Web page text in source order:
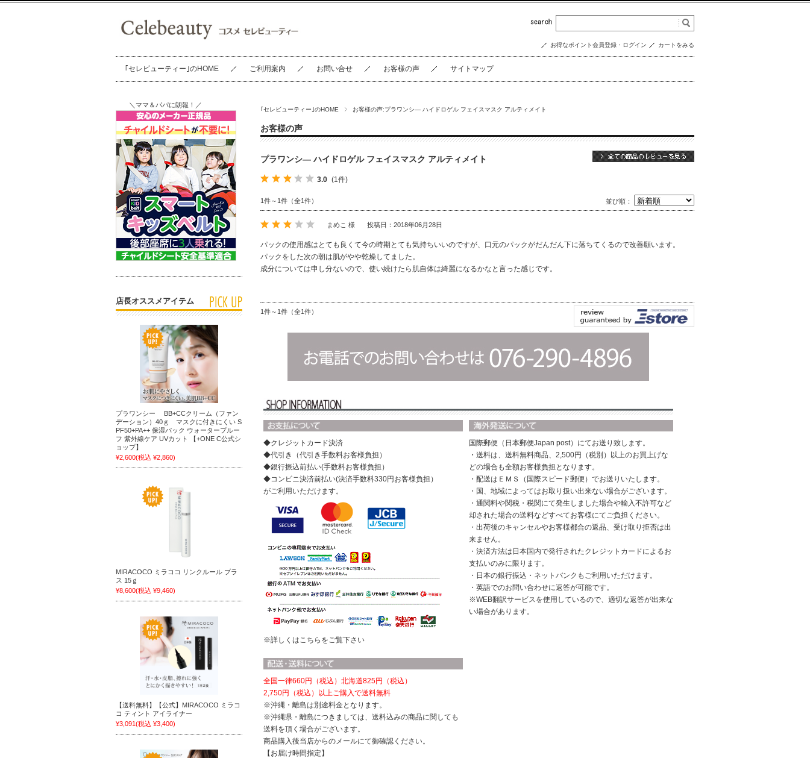
お得なポイント会員登録・ログイン カートをみる
｢セレビューティー｣のHOME ご利用案内 お問い合せ お客様の声 サイトマップ
｢セレビューティー｣のHOME お客様の声:プラワンシ― ハイドロゲル フェイスマスク アルティメイト
お客様の声
プラワンシ― ハイドロゲル フェイスマスク アルティメイト
3.0 (1件)
1件～1件（全1件） 並び順：
まめこ 様 投稿日：2018年06月28日
パックの使用感はとても良くて今の時期とても気持ちいいのですが、口元のパックがだんだん下に落ちてくるので改善願います。
パックをした次の朝は肌がやや乾燥してました。
成分については申し分ないので、使い続けたら肌自体は綺麗になるかなと言った感じです。
1件～1件（全1件）
◆クレジットカード決済
◆代引き（代引き手数料お客様負担）
◆銀行振込前払い(手数料お客様負担）
◆コンビニ決済前払い(決済手数料330円お客様負担）
がご利用いただけます。
国際郵便（日本郵便Japan post）にてお送り致します。
・送料は、送料無料商品、2,500円（税別）以上のお買上げな
どの場合も全額お客様負担となります。
・配送はＥＭＳ（国際スピード郵便）でお送りいたします。
・国、地域によってはお取り扱い出来ない場合がございます。
・通関料や関税・税関にて発生しました場合や輸入不許可など
却された場合の送料などすべてお客様にてご負担ください。
・出荷後のキャンセルやお客様都合の返品、受け取り拒否は出
来ません。
・決済方法は日本国内で発行されたクレジットカードによるお
支払いのみに限ります。
・日本の銀行振込・ネットバンクもご利用いただけます。
・英語でのお問い合わせに返答が可能です。
※WEB翻訳サービスを使用しているので、適切な返答が出来な
い場合があります。
※詳しくはこちらをご覧下さい
全国一律660円（税込） 北海道825円（税込）
2,750円（税込）以上ご購入で送料無料
※沖縄・離島は別途料金となります。
※沖縄県・離島につきましては、送料込みの商品に関しても
送料を頂く場合がございます。
商品購入後当店からのメールにて御確認ください。
【お届け時間指定】
＼ママ＆パパに朗報！／
店長オススメアイテム
プラワンシー BB+CCクリーム（ファン
デーション）40ｇ マスクに付きにくい S
PF50+PA++ 保湿パック ウォータープルー
フ 紫外線ケア UVカット 【+ONE C公式シ
ョップ】
¥2,600(税込 ¥2,860)
MIRACOCO ミラココ リンクルール プラ
ス 15ｇ
¥8,600(税込 ¥9,460)
【送料無料】【公式】MIRACOCO ミラコ
コ ティント アイライナー
¥3,091(税込 ¥3,400)